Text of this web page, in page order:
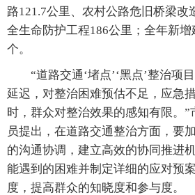
路121.7公里、农村公路危旧桥梁改
全生命防护工程186公里；全年新
个。
“道路交通‘堵点’‘黑点’整治项
延迟，对整治困难预估不足，应急
时，群众对整治效果的感知有限。”
员提出，在道路交通整治方面，要
的沟通协调，建立高效的协同推进
能遇到的困难并制定详细的应对预
度，提高群众的知晓度和参与度。